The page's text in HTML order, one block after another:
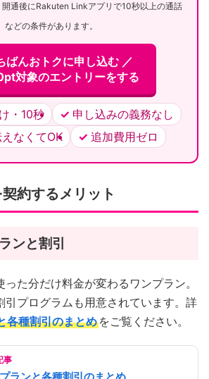
通後にRakuten Linkアプリで10秒以上の通話
などの条件があります。
ばんおトクに申し込む ／
対象のエントリーをする
・10秒
申し込みの義務なし
なくてOK
追加費用ゼロ
約するメリット
ンと割引
た分だけ料金が変わるワンプラン。
引プログラムも用意されています。詳
各種割引のまとめ をご覧ください。
事